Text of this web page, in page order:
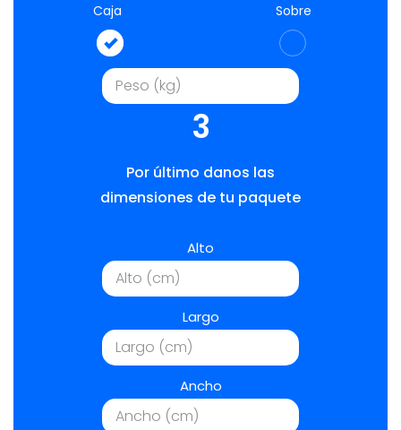
Caja Sobre
3
Por último danos las
dimensiones de tu paquete
Alto
Largo
Ancho